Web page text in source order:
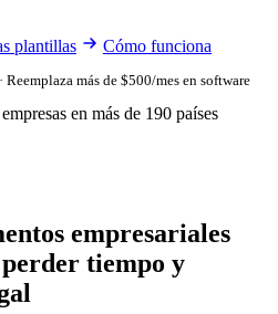
plantillas Cómo funciona
más de $500/mes en software
en más de 190 países
empresariales
perder tiempo y